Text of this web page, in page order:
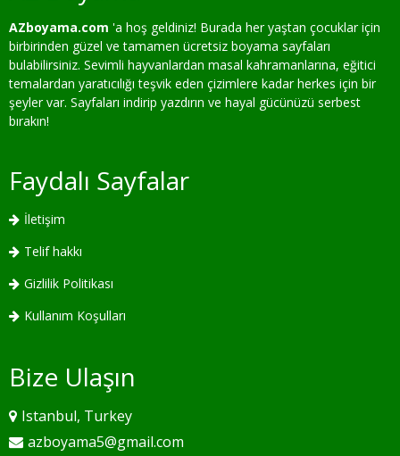
AZboyama.com 'a hoş geldiniz! Burada her yaştan çocuklar için
birbirinden güzel ve tamamen ücretsiz boyama sayfaları
bulabilirsiniz. Sevimli hayvanlardan masal kahramanlarına, eğitici
temalardan yaratıcılığı teşvik eden çizimlere kadar herkes için bir
şeyler var. Sayfaları indirip yazdırın ve hayal gücünüzü serbest
bırakın!
Faydalı Sayfalar
İletişim
Telif hakkı
Gizlilik Politikası
Kullanım Koşulları
Bize Ulaşın
Istanbul, Turkey
azboyama5@gmail.com